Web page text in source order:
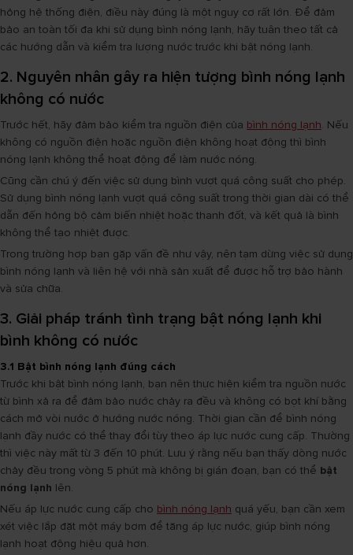
hỏng hệ thống điện, điều này đúng là một nguy cơ rất lớn. Để đảm
bảo an toàn tối đa khi sử dụng bình nóng lạnh, hãy tuân theo tất cả
các hướng dẫn và kiểm tra lượng nước trước khi bật nóng lạnh.
2. Nguyên nhân gây ra hiện tượng bình nóng lạnh
không có nước
Trước hết, hãy đảm bảo kiểm tra nguồn điện của bình nóng lạnh. Nếu
không có nguồn điện hoặc nguồn điện không hoạt động thì bình
nóng lạnh không thể hoạt động để làm nước nóng.
Cũng cần chú ý đến việc sử dụng bình vượt quá công suất cho phép.
Sử dụng bình nóng lạnh vượt quá công suất trong thời gian dài có thể
dẫn đến hỏng bộ cảm biến nhiệt hoặc thanh đốt, và kết quả là bình
không thể tạo nhiệt được.
Trong trường hợp bạn gặp vấn đề như vậy, nên tạm dừng việc sử dụng
bình nóng lạnh và liên hệ với nhà sản xuất để được hỗ trợ bảo hành
và sửa chữa.
3. Giải pháp tránh tình trạng bật nóng lạnh khi
bình không có nước
3.1 Bật bình nóng lạnh đúng cách
Trước khi bật bình nóng lạnh, bạn nên thực hiện kiểm tra nguồn nước
từ bình xả ra để đảm bảo nước chảy ra đều và không có bọt khí bằng
cách mở vòi nước ở hướng nước nóng. Thời gian cần để bình nóng
lạnh đầy nước có thể thay đổi tùy theo áp lực nước cung cấp. Thường
thì việc này mất từ 3 đến 10 phút. Lưu ý rằng nếu bạn thấy dòng nước
chảy đều trong vòng 5 phút mà không bị gián đoạn, bạn có thể bật
nóng lạnh lên.
Nếu áp lực nước cung cấp cho bình nóng lạnh quá yếu, bạn cần xem
xét việc lắp đặt một máy bơm để tăng áp lực nước, giúp bình nóng
lạnh hoạt động hiệu quả hơn.